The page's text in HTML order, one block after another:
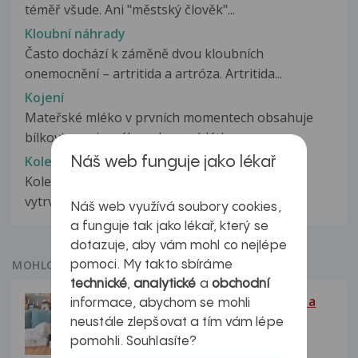
téměř všude. Ani "městský člověk"...
Kloubní náhrady
Často dochází k záměně dvou kloubních
onemocnění – artritida a artróza. Artritida...
Kojení
Mateřské mléko v prvních momentech obsahuje
bílkoviny, minerály a obranné látky....
Kolečkové brusle - pohyb pro zdravé nohy
Kolečkové brusle mohou zlepšit svalovou
vytrvalost a sílu, ale především vzpruží...
MOHLO BY VÁS ZAJÍMAT
Vše o chřipce: Příznaky, léčba a
jak se jí bránit
Rýma, kašel, bolest hlavy… je to
Náš web funguje jako lékař
Náš web využívá soubory cookies,
a funguje tak jako lékař, který se
dotazuje, aby vám mohl co nejlépe
pomoci. My takto sbíráme
technické,analytické a obchodní
informace, abychom se mohli
neustále zlepšovat a tím vám lépe
pomohli. Souhlasíte?